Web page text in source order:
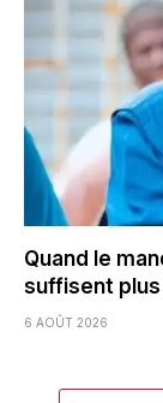
Quand le
suffisent plus
6 AOÛT 2026